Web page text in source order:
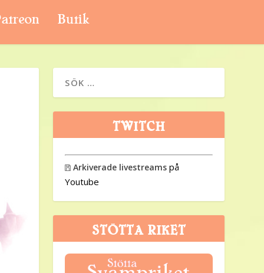
Butik
TWITCH
 Arkiverade livestreams på
Youtube
STÖTTA RIKET